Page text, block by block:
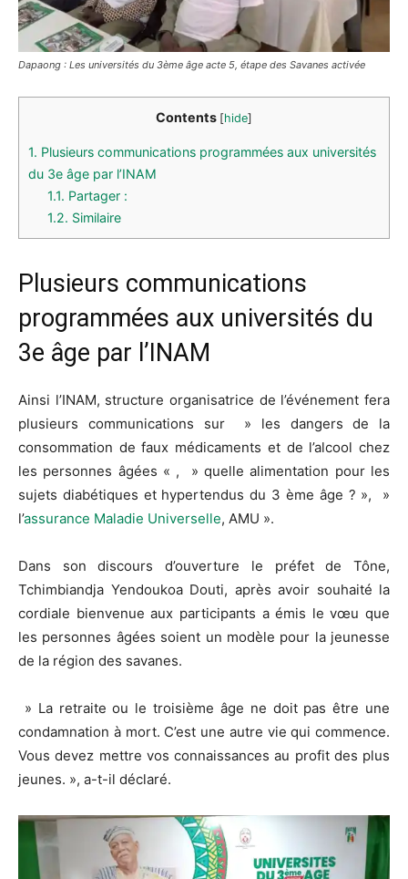
Dapaong : Les universités du 3ème âge acte 5, étape des Savanes activée
Contents [hide]
1. Plusieurs communications programmées aux universités
du 3e âge par l’INAM
1.1. Partager :
1.2. Similaire
Plusieurs communications
programmées aux universités du
3e âge par l’INAM
Ainsi l’INAM, structure organisatrice de l’événement fera
plusieurs communications sur » les dangers de la
consommation de faux médicaments et de l’alcool chez
les personnes âgées « , » quelle alimentation pour les
sujets diabétiques et hypertendus du 3 ème âge ? », »
l’assurance Maladie Universelle, AMU ».
Dans son discours d’ouverture le préfet de Tône,
Tchimbiandja Yendoukoa Douti, après avoir souhaité la
cordiale bienvenue aux participants a émis le vœu que
les personnes âgées soient un modèle pour la jeunesse
de la région des savanes.
» La retraite ou le troisième âge ne doit pas être une
condamnation à mort. C’est une autre vie qui commence.
Vous devez mettre vos connaissances au profit des plus
jeunes. », a-t-il déclaré.